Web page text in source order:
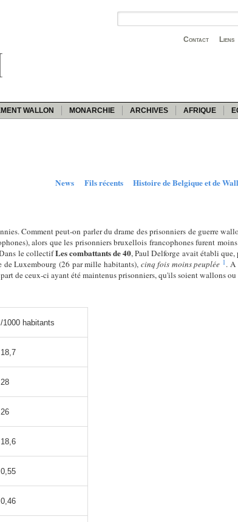
Liens
Contact
WALLON MONARCHIE ARCHIVES AFRIQUE
News Fils récents Histoire de Belgique et de
Comment peut-on parler du drame des prisonniers de guerre
alors que les prisonniers bruxellois francophones furent
le collectifLes combattants de 40, Paul Delforge avait établi
Luxembourg (26 par mille habitants), cinq fois moins peuplée 1. A
de ceux-ci ayant été maintenus prisonniers, qu'ils soient wallons ou
/1000 habitants
18,7
28
26
18,6
0,55
0,46